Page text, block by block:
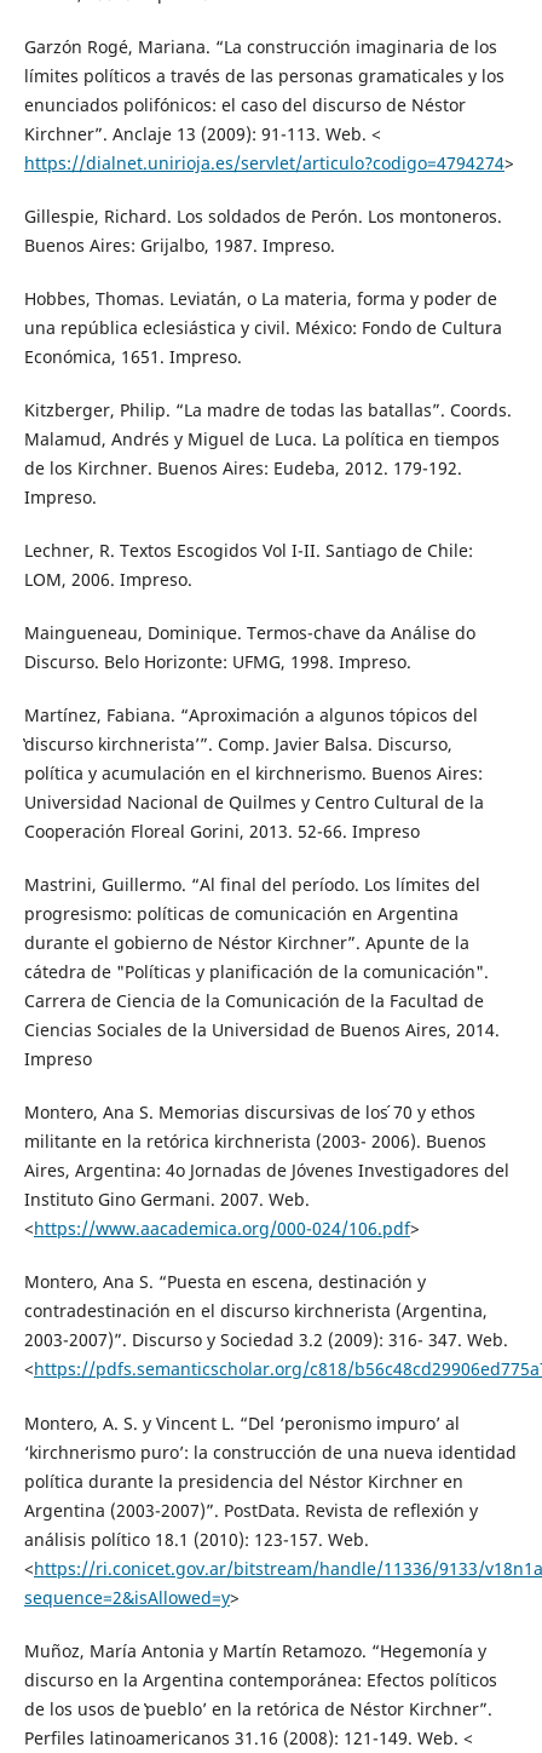
Garzón Rogé, Mariana. “La construcción imaginaria de los
límites políticos a través de las personas gramaticales y los
enunciados polifónicos: el caso del discurso de Néstor
Kirchner”. Anclaje 13 (2009): 91-113. Web. <
https://dialnet.unirioja.es/servlet/articulo?codigo=4794274>
Gillespie, Richard. Los soldados de Perón. Los montoneros.
Buenos Aires: Grijalbo, 1987. Impreso.
Hobbes, Thomas. Leviatán, o La materia, forma y poder de
una república eclesiástica y civil. México: Fondo de Cultura
Económica, 1651. Impreso.
Kitzberger, Philip. “La madre de todas las batallas”. Coords.
Malamud, Andrés y Miguel de Luca. La política en tiempos
de los Kirchner. Buenos Aires: Eudeba, 2012. 179-192.
Impreso.
Lechner, R. Textos Escogidos Vol I-II. Santiago de Chile:
LOM, 2006. Impreso.
Maingueneau, Dominique. Termos-chave da Análise do
Discurso. Belo Horizonte: UFMG, 1998. Impreso.
Martínez, Fabiana. “Aproximación a algunos tópicos del
̔discurso kirchnerista’”. Comp. Javier Balsa. Discurso,
política y acumulación en el kirchnerismo. Buenos Aires:
Universidad Nacional de Quilmes y Centro Cultural de la
Cooperación Floreal Gorini, 2013. 52-66. Impreso
Mastrini, Guillermo. “Al final del período. Los límites del
progresismo: políticas de comunicación en Argentina
durante el gobierno de Néstor Kirchner”. Apunte de la
cátedra de "Políticas y planificación de la comunicación".
Carrera de Ciencia de la Comunicación de la Facultad de
Ciencias Sociales de la Universidad de Buenos Aires, 2014.
Impreso
Montero, Ana S. Memorias discursivas de los ́70 y ethos
militante en la retórica kirchnerista (2003- 2006). Buenos
Aires, Argentina: 4o Jornadas de Jóvenes Investigadores del
Instituto Gino Germani. 2007. Web.
<https://www.aacademica.org/000-024/106.pdf>
Montero, Ana S. “Puesta en escena, destinación y
contradestinación en el discurso kirchnerista (Argentina,
2003-2007)”. Discurso y Sociedad 3.2 (2009): 316- 347. Web.
<https://pdfs.semanticscholar.org/c818/
Montero, A. S. y Vincent L. “Del ‘peronismo impuro’ al
‘kirchnerismo puro’: la construcción de una nueva identidad
política durante la presidencia del Néstor Kirchner en
Argentina (2003-2007)”. PostData. Revista de reflexión y
análisis político 18.1 (2010): 123-157. Web.
<https://ri.conicet.gov.ar/bitstream/handle/11336/9133/
sequence=2&isAllowed=y>
Muñoz, María Antonia y Martín Retamozo. “Hegemonía y
discurso en la Argentina contemporánea: Efectos políticos
de los usos de ̔pueblo’ en la retórica de Néstor Kirchner”.
Perfiles latinoamericanos 31.16 (2008): 121-149. Web. <